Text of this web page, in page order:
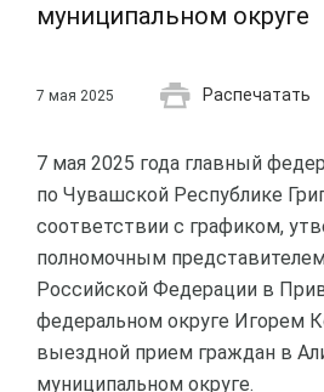
муниципальном округе
7 мая 2025 Распечатать
7 мая 2025 года главный
по Чувашской Республике
соответствии с графиком,
полномочным
Российской Федерации в
федеральном округе Игорем
выездной прием граждан в
муниципальном округе.